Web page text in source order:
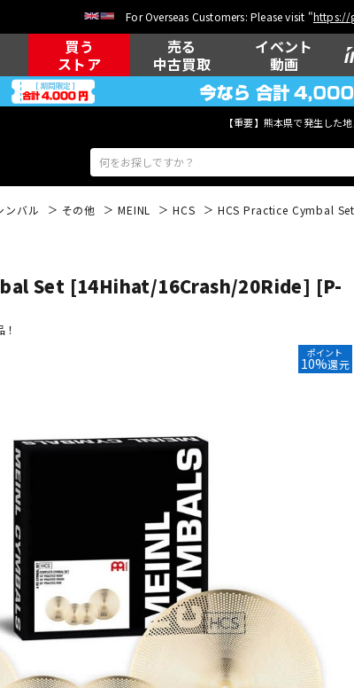
For Overseas Customers: Please visit "https://
買う
ストア
売る
中古買取
イベント
動画
【重要】熊本県で発生した
ンバル その他 MEINL HCS HCS Practice Cymbal
Set [14Hihat/16Crash/20Ride] [P-
ポイント
10%還元